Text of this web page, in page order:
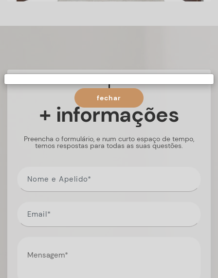
+ informações
Preencha o formulário, e num curto espaço de tempo,
temos respostas para todas as suas questões.
fechar